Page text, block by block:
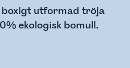
boxigt utformad tröja
ekologisk bomull.